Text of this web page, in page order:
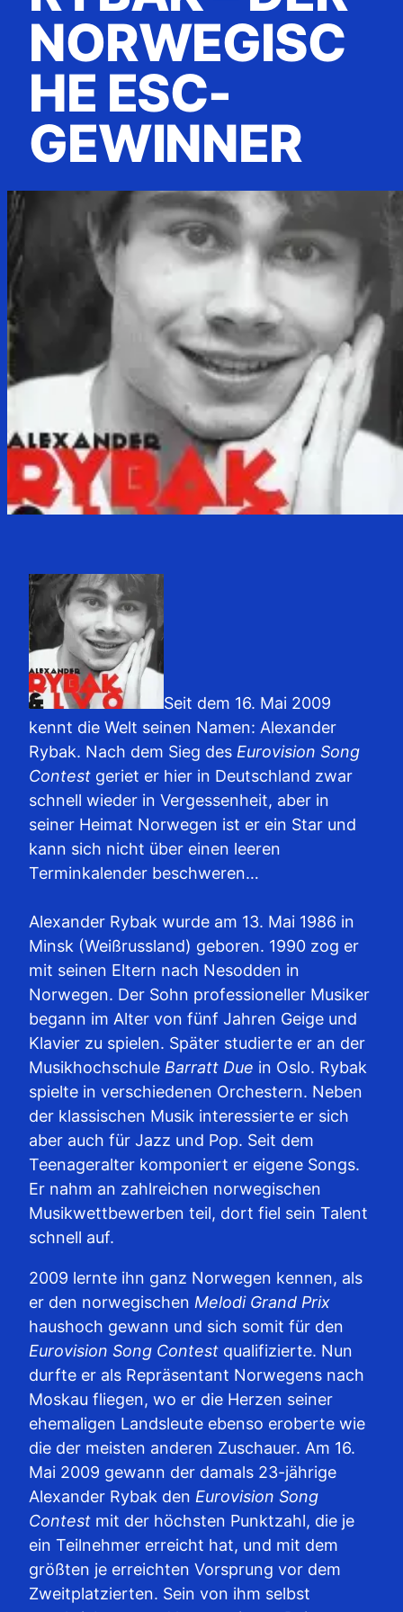
NORWEGISC
HE ESC-
GEWINNER
Seit dem 16. Mai 2009
kennt die Welt seinen Namen: Alexander
Rybak. Nach dem Sieg des Eurovision Song
Contest geriet er hier in Deutschland zwar
schnell wieder in Vergessenheit, aber in
seiner Heimat Norwegen ist er ein Star und
kann sich nicht über einen leeren
Terminkalender beschweren…
Alexander Rybak wurde am 13. Mai 1986 in
Minsk (Weißrussland) geboren. 1990 zog er
mit seinen Eltern nach Nesodden in
Norwegen. Der Sohn professioneller Musiker
begann im Alter von fünf Jahren Geige und
Klavier zu spielen. Später studierte er an der
Musikhochschule Barratt Due in Oslo. Rybak
spielte in verschiedenen Orchestern. Neben
der klassischen Musik interessierte er sich
aber auch für Jazz und Pop. Seit dem
Teenageralter komponiert er eigene Songs.
Er nahm an zahlreichen norwegischen
Musikwettbewerben teil, dort fiel sein Talent
schnell auf.
2009 lernte ihn ganz Norwegen kennen, als
er den norwegischen Melodi Grand Prix
haushoch gewann und sich somit für den
Eurovision Song Contest qualifizierte. Nun
durfte er als Repräsentant Norwegens nach
Moskau fliegen, wo er die Herzen seiner
ehemaligen Landsleute ebenso eroberte wie
die der meisten anderen Zuschauer. Am 16.
Mai 2009 gewann der damals 23-jährige
Alexander Rybak den Eurovision Song
Contest mit der höchsten Punktzahl, die je
ein Teilnehmer erreicht hat, und mit dem
größten je erreichten Vorsprung vor dem
Zweitplatzierten. Sein von ihm selbst